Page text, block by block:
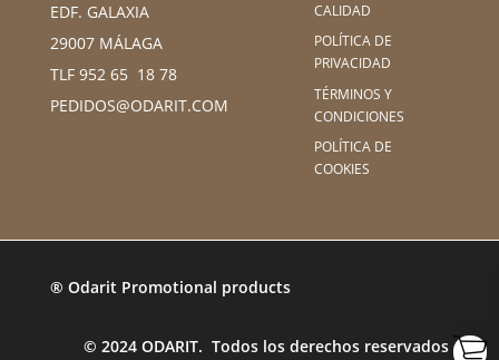
EDF. GALAXIA
29007 MÁLAGA
TLF 952 65 18 78
PEDIDOS@ODARIT.COM
CALIDAD
POLÍTICA DE
PRIVACIDAD
TÉRMINOS Y
CONDICIONES
POLÍTICA DE
COOKIES
® Odarit Promotional products
© 2024 ODARIT. Todos los derechos reservados